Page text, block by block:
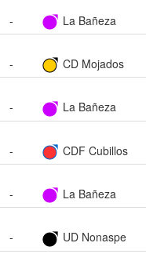
- La Bañeza
- CD Mojados
- La Bañeza
- CDF Cubillos
- La Bañeza
- UD Nonaspe